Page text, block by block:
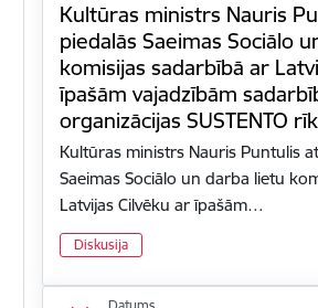
Kultūras ministrs Nauris
piedalās Saeimas Sociālo
komisijas sadarbībā ar
īpašām vajadzībām
organizācijas SUSTENTO
Kultūras ministrs Nauris Puntulis
Saeimas Sociālo un darba lietu
Latvijas Cilvēku ar īpašām…
Diskusija